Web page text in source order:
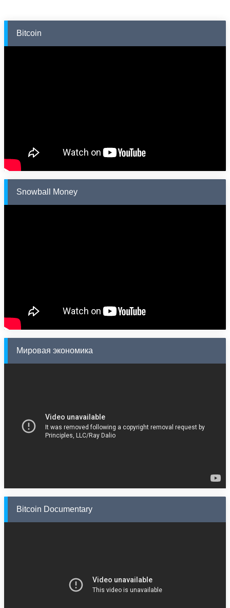
Bitcoin
Snowball Money
Мировая экономика
Bitcoin Documentary